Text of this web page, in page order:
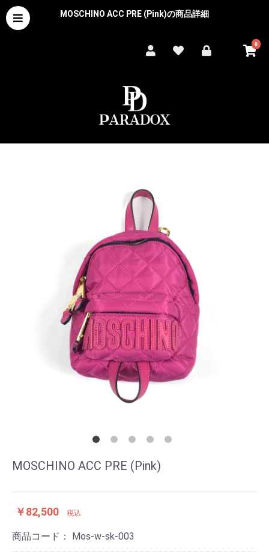
MOSCHINO ACC PRE (Pink)の商品詳細
0
MOSCHINO ACC PRE (Pink)
￥82,500 税込
商品コード： Mos-w-sk-003